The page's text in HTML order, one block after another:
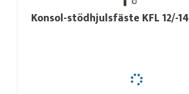
Konsol-stödhjulsfäste KFL 12/-14